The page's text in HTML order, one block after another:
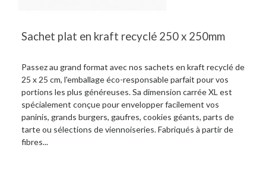
Sachet plat en kraft recyclé 250 x 250mm
Passez au grand format avec nos sachets en kraft recyclé de
25 x 25 cm, l'emballage éco-responsable parfait pour vos
portions les plus généreuses. Sa dimension carrée XL est
spécialement conçue pour envelopper facilement vos
paninis, grands burgers, gaufres, cookies géants, parts de
tarte ou sélections de viennoiseries. Fabriqués à partir de
fibres...